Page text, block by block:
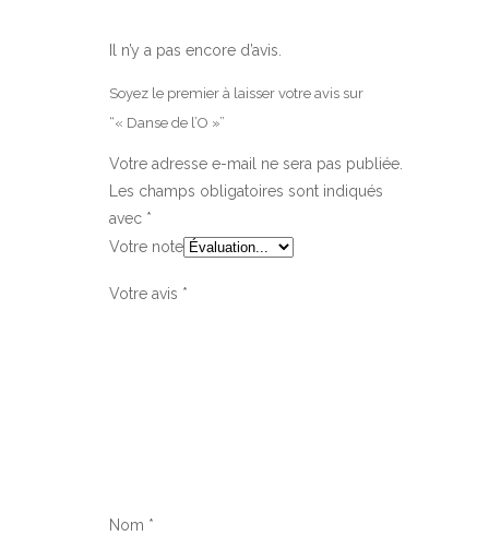
Il n’y a pas encore d’avis.
Soyez le premier à laisser votre avis sur
“« Danse de l’O »”
Votre adresse e-mail ne sera pas publiée.
Les champs obligatoires sont indiqués
avec *
Votre note
Votre avis *
Nom *